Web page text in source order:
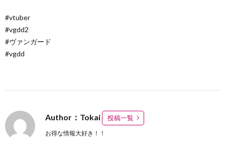
#vtuber
#vgdd2
#ヴァンガード
#vgdd
Author：Tokai 投稿一覧
お得な情報大好き！！